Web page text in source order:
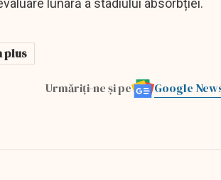
lunară a stadiului absorbției.
plus
Urmăriți-ne și pe Google